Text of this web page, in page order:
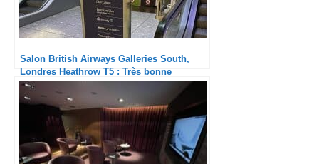
Salon British Airways Galleries South,
Londres Heathrow T5 : Très bonne
expérience